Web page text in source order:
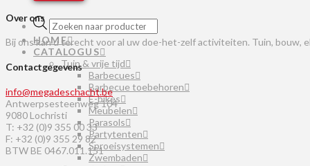
Producten
zoeken
HOME
CATALOGUS
Tuin & vrije tijd
Barbecues
Barbecue toebehoren
E-bikes
Meubelen
Parasols
Partytenten
Sproeisystemen
Zwembaden
Over ons
Bij ons kan u terecht voor al uw doe-het-zelf activiteiten. Tuin,
Contactgegevens
info@megadeschacht.be
Antwerpsesteenweg 104
9080 Lochristi
T: +32 (0)9 355 00 33
F: +32 (0)9 355 29 82
BTW BE 0467.011.151